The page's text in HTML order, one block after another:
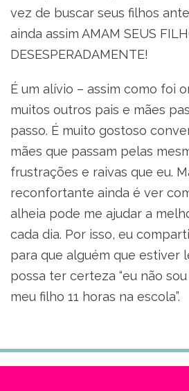
vez de buscar seus filhos
ainda assim AMAM SEUS
DESESPERADAMENTE!
É um alívio – assim como foi
muitos outros pais e mães
passo. É muito gostoso
mães que passam pelas
frustrações e raivas que eu.
reconfortante ainda é ver
alheia pode me ajudar a
cada dia. Por isso, eu
para que alguém que estiver
possa ter certeza “eu não
meu filho 11 horas na escola”.